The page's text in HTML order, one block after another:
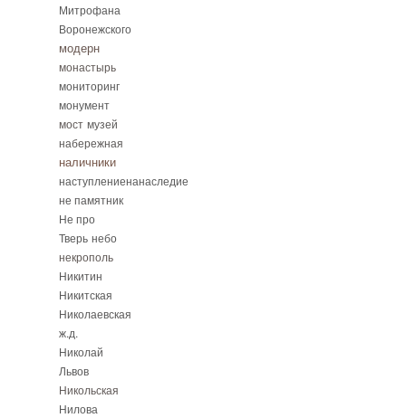
Митрофана
Воронежского
модерн
монастырь
мониторинг
монумент
мост музей
набережная
наличники
наступлениенанаследие
не памятник
Не про
Тверь небо
некрополь
Никитин
Никитская
Николаевская
ж.д.
Николай
Львов
Никольская
Нилова